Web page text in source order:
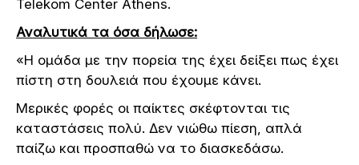
Telekom Center Athens.
Αναλυτικά τα όσα δήλωσε:
«Η ομάδα με την πορεία της έχει δείξει πως έχει
πίστη στη δουλειά που έχουμε κάνει.
Μερικές φορές οι παίκτες σκέφτονται τις
καταστάσεις πολύ. Δεν νιώθω πίεση, απλά
παίζω και προσπαθώ να το διασκεδάσω.